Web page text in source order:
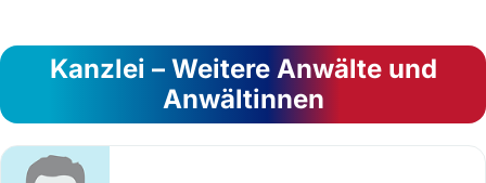
Kanzlei – Weitere Anwälte und
Anwältinnen